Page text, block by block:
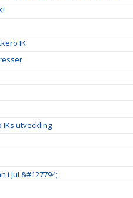
IK
IKs utveckling
i Jul &#127794;